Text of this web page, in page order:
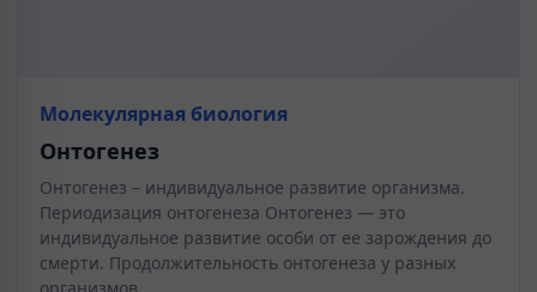
Молекулярная биология
Онтогенез
Онтогенез – индивидуальное развитие организма.
Периодизация онтогенеза Онтогенез — это
индивидуальное развитие особи от ее зарождения до
смерти. Продолжительность онтогенеза у разных